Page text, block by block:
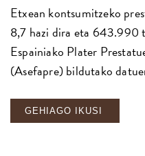
Etxean kontsumitzeko
8,7 hazi dira eta 643.990
Espainiako Plater
(Asefapre) bildutako
GEHIAGO IKUSI